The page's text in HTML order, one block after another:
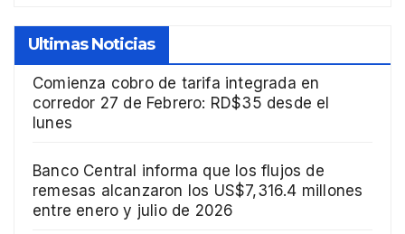
Ultimas Noticias
Comienza cobro de tarifa integrada en
corredor 27 de Febrero: RD$35 desde el
lunes
Banco Central informa que los flujos de
remesas alcanzaron los US$7,316.4 millones
entre enero y julio de 2026